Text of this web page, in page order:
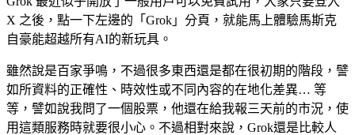
X 之後，點一下左邊的「Grok」分頁，就能馬上體驗馬斯克
自豪能超越所有AI的新玩具。
雖然說是百家爭鳴，不過很多東西還是都在很初期的階段，譬
如所資料的正確性、時效性或不同內容的在地化差異… 等
等，譬如說我問了一個股票，他還在給我報三天前的市況，使
用這類服務時就要很小心。不過相對來說，Grok還是比較人